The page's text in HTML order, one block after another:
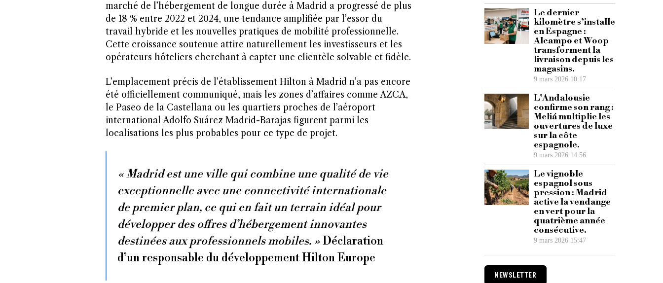
marché de l’hébergement de longue durée à Madrid a progressé de plus
de 18 % entre 2022 et 2024, une tendance amplifiée par l’essor du
travail hybride et les nouvelles pratiques de mobilité professionnelle.
Cette croissance soutenue attire naturellement les investisseurs et les
opérateurs hôteliers cherchant à capter une clientèle solvable et fidèle.
L’emplacement précis de l’établissement Hilton à Madrid n’a pas encore
été officiellement communiqué, mais les zones d’affaires comme AZCA,
le Paseo de la Castellana ou les quartiers proches de l’aéroport
international Adolfo Suárez Madrid-Barajas figurent parmi les
localisations les plus probables pour ce type de projet.
« Madrid est une ville qui combine une qualité de vie
exceptionnelle avec une connectivité internationale
de premier plan, ce qui en fait un terrain idéal pour
développer des offres d’hébergement innovantes
destinées aux professionnels mobiles. »Déclaration
d’un responsable du développement Hilton Europe
Le dernier
kilomètre s’installe
en Espagne :
Alcampo et Woop
transforment la
livraison depuis les
magasins.
9 mars 2026 10:17
L’Andalousie
confirme son rang :
Meliá multiplie les
ouvertures de luxe
sur la côte
espagnole.
9 mars 2026 14:56
Le vignoble
espagnol sous
pression : Madrid
active la vendange
en vert pour la
quatrième année
consécutive.
9 mars 2026 15:47
NEWSLETTER